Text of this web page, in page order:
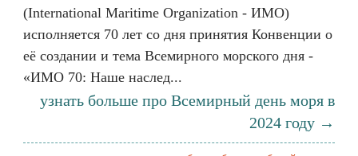
(International Maritime Organization - ИМО)
исполняется 70 лет со дня принятия Конвенции о
её создании и тема Всемирного морского дня -
«ИМО 70: Наше наслед...
узнать больше про Всемирный день моря в
2024 году →